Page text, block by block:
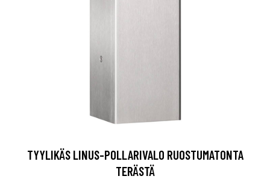
TYYLIKÄS LINUS-POLLARIVALO RUOSTUMATONTA
TERÄSTÄ